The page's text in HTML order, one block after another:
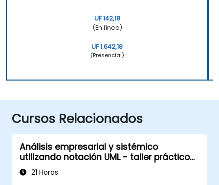
UF 142,18
(En línea)
UF 1.642,18
(Presencial)
Cursos Relacionados
Análisis empresarial y sistémico
utilizando notación UML - taller práctico
para PO en la metodología Scrum
21 Horas